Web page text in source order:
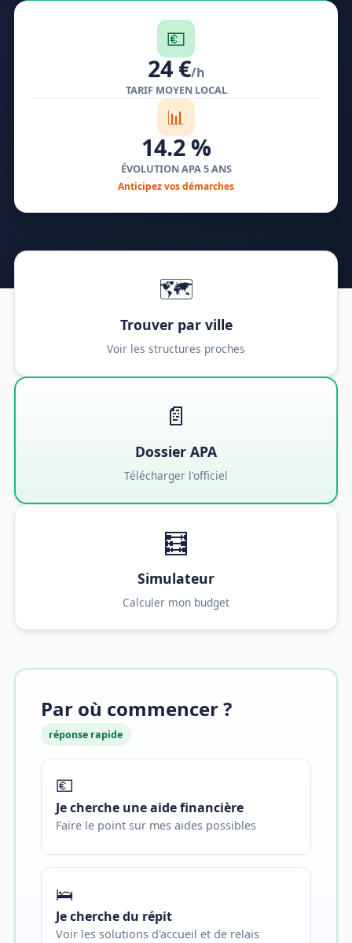
💶
24 €/h
TARIF MOYEN LOCAL
📊
14.2 %
ÉVOLUTION APA 5 ANS
Anticipez vos démarches
🗺️
Trouver par ville
Voir les structures proches
📄
Dossier APA
Télécharger l'officiel
🧮
Simulateur
Calculer mon budget
Par où commencer ?
réponse rapide
💶
Je cherche une aide financière
Faire le point sur mes aides possibles
🛌
Je cherche du répit
Voir les solutions d'accueil et de relais